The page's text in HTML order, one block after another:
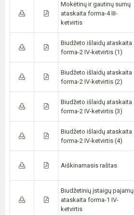
Mokėtinų ir gautinų sumų
ataskaita forma-4 III-
ketvirtis
Biudžeto išlaidų ataskaita
forma-2 IV-ketvirtis (1)
Biudžeto išlaidų ataskaita
forma-2 IV-ketvirtis (2)
Biudžeto išlaidų ataskaita
forma-2 IV-ketvirtis (3)
Biudžeto išlaidų ataskaita
forma-2 IV-ketvirtis (4)
Aiškinamasis raštas
Biudžetinių įstaigų pajamų
ataskaita forma-1 IV-
ketvirtis